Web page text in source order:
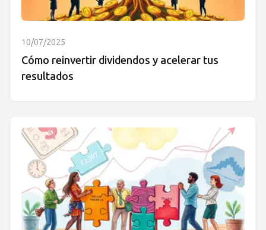
10/07/2025
Cómo reinvertir dividendos y acelerar tus
resultados